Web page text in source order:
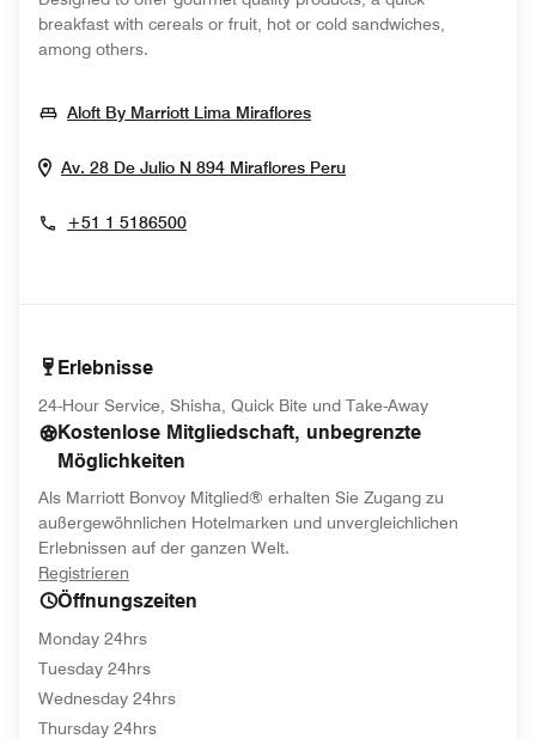
breakfast with cereals or fruit, hot or cold sandwiches,
among others.
Aloft By Marriott Lima MirafloresOpens In New Window
Av. 28 De Julio N 894 Miraflores PeruOpens In New
+51 1 5186500
Erlebnisse
24-Hour Service, Shisha, Quick Bite und Take-Away
Kostenlose Mitgliedschaft, unbegrenzte
Möglichkeiten
Als Marriott Bonvoy Mitglied® erhalten Sie Zugang zu
außergewöhnlichen Hotelmarken und unvergleichlichen
Erlebnissen auf der ganzen Welt.
Registrieren
Öffnungszeiten
Monday 24hrs
Tuesday 24hrs
Wednesday 24hrs
Thursday 24hrs